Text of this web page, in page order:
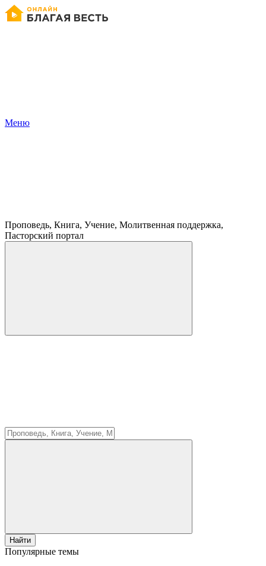
Меню
Проповедь, Книга, Учение, Молитвенная поддержка,
Пасторский портал
Найти
Популярные темы